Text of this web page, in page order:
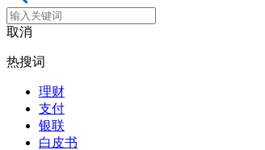
取消
热搜词
理财
支付
银联
白皮书